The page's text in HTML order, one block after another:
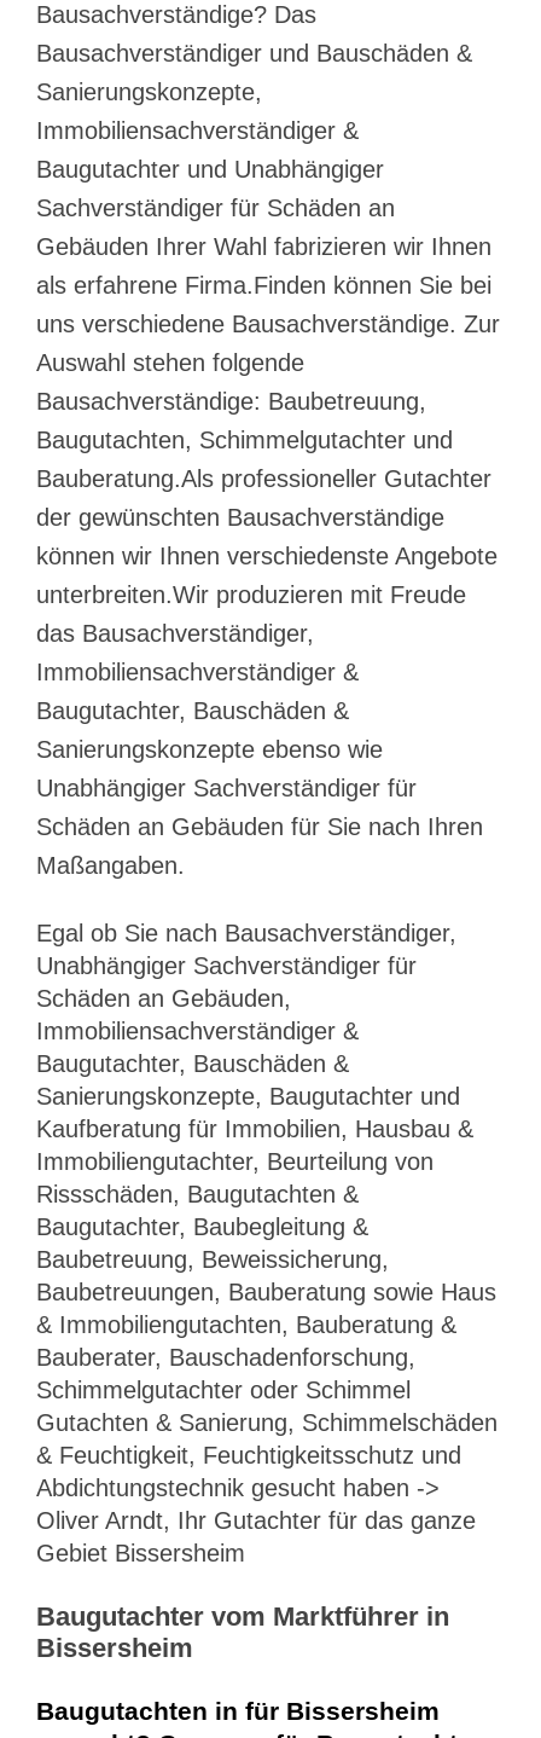
Bausachverständige? Das
Bausachverständiger und Bauschäden &
Sanierungskonzepte,
Immobiliensachverständiger &
Baugutachter und Unabhängiger
Sachverständiger für Schäden an
Gebäuden Ihrer Wahl fabrizieren wir Ihnen
als erfahrene Firma.Finden können Sie bei
uns verschiedene Bausachverständige. Zur
Auswahl stehen folgende
Bausachverständige: Baubetreuung,
Baugutachten, Schimmelgutachter und
Bauberatung.Als professioneller Gutachter
der gewünschten Bausachverständige
können wir Ihnen verschiedenste Angebote
unterbreiten.Wir produzieren mit Freude
das Bausachverständiger,
Immobiliensachverständiger &
Baugutachter, Bauschäden &
Sanierungskonzepte ebenso wie
Unabhängiger Sachverständiger für
Schäden an Gebäuden für Sie nach Ihren
Maßangaben.
Egal ob Sie nach Bausachverständiger,
Unabhängiger Sachverständiger für
Schäden an Gebäuden,
Immobiliensachverständiger &
Baugutachter, Bauschäden &
Sanierungskonzepte, Baugutachter und
Kaufberatung für Immobilien, Hausbau &
Immobiliengutachter, Beurteilung von
Rissschäden, Baugutachten &
Baugutachter, Baubegleitung &
Baubetreuung, Beweissicherung,
Baubetreuungen, Bauberatung sowie Haus
& Immobiliengutachten, Bauberatung &
Bauberater, Bauschadenforschung,
Schimmelgutachter oder Schimmel
Gutachten & Sanierung, Schimmelschäden
& Feuchtigkeit, Feuchtigkeitsschutz und
Abdichtungstechnik gesucht haben ->
Oliver Arndt, Ihr Gutachter für das ganze
Gebiet Bissersheim
Baugutachter vom Marktführer in
Bissersheim
Baugutachten in für Bissersheim